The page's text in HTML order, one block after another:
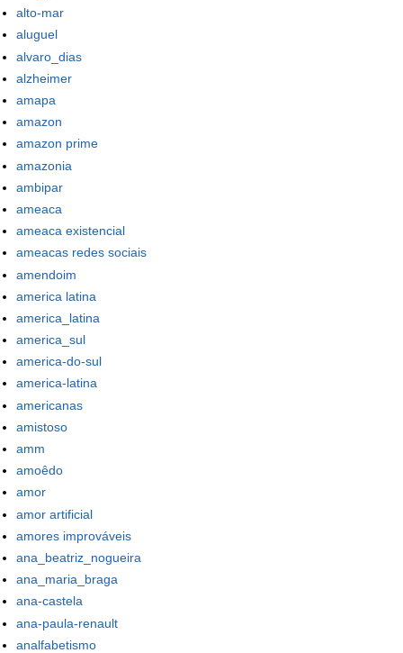
alto-mar
aluguel
alvaro_dias
alzheimer
amapa
amazon
amazon prime
amazonia
ambipar
ameaca
ameaca existencial
ameacas redes sociais
amendoim
america latina
america_latina
america_sul
america-do-sul
america-latina
americanas
amistoso
amm
amoêdo
amor
amor artificial
amores improváveis
ana_beatriz_nogueira
ana_maria_braga
ana-castela
ana-paula-renault
analfabetismo